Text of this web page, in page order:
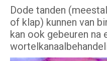
Dode tanden
of klap) kunnen van
kan ook gebeuren na